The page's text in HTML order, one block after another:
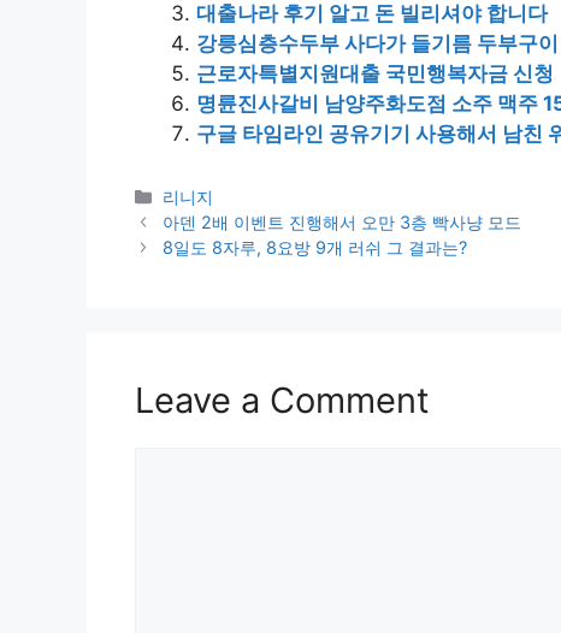
대출나라 후기 알고 돈 빌리셔야 합니다
강릉심층수두부 사다가 들기름 두부구
근로자특별지원대출 국민행복자금 신청
명륜진사갈비 남양주화도점 소주 맥주
구글 타임라인 공유기기 사용해서 남친
Categories
리니지
아덴 2배 이벤트 진행해서 오만 3층 빡사냥 모드
8일도 8자루, 8요방 9개 러쉬 그 결과는?
Leave a Comment